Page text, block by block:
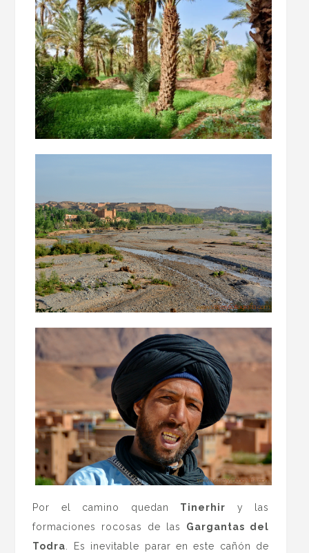
Por el camino quedan Tinerhir y las
formaciones rocosas de las Gargantas del
Todra . Es inevitable parar en este cañón de